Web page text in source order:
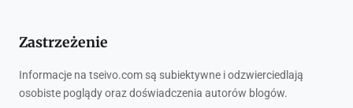
Zastrzeżenie
Informacje na tseivo.com są subiektywne i odzwierciedlają
osobiste poglądy oraz doświadczenia autorów blogów.